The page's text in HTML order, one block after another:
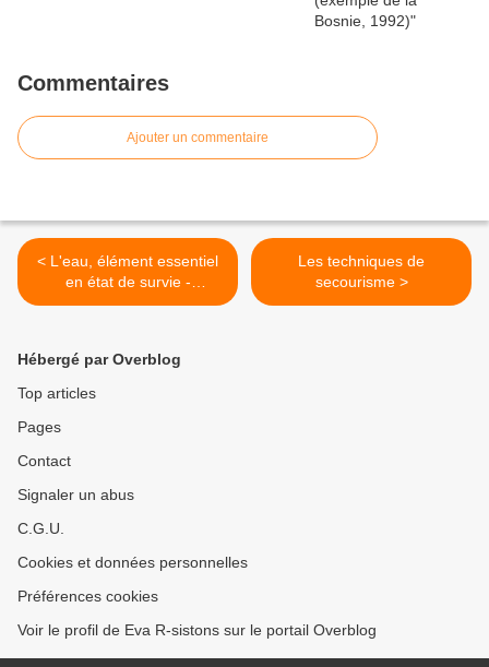
Commentaires
Ajouter un commentaire
< L'eau, élément essentiel
en état de survie -
Comment purifier l'eau ?
Les techniques de
secourisme >
Hébergé par Overblog
Top articles
Pages
Contact
Signaler un abus
C.G.U.
Cookies et données personnelles
Préférences cookies
Voir le profil de Eva R-sistons sur le portail Overblog